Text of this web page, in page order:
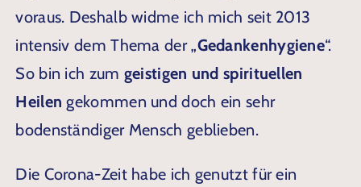
voraus. Deshalb widme ich mich seit 2013
intensiv dem Thema der „Gedankenhygiene“.
So bin ich zum geistigen und spirituellen
Heilen gekommen und doch ein sehr
bodenständiger Mensch geblieben.
Die Corona-Zeit habe ich genutzt für ein